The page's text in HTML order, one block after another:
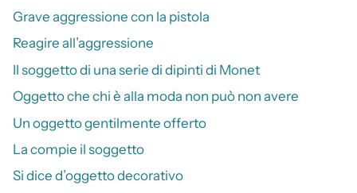
Grave aggressione con la pistola
Reagire all’aggressione
Il soggetto di una serie di dipinti di Monet
Oggetto che chi è alla moda non può non avere
Un oggetto gentilmente offerto
La compie il soggetto
Si dice d’oggetto decorativo